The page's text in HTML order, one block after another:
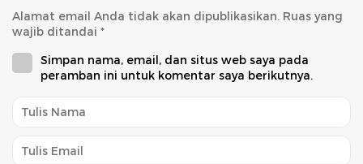
Alamat email Anda tidak akan dipublikasikan. Ruas yang
wajib ditandai *
Simpan nama, email, dan situs web saya pada
peramban ini untuk komentar saya berikutnya.